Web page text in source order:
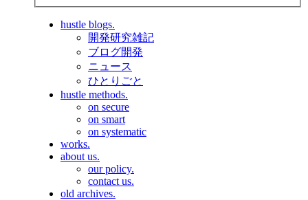
hustle blogs.
開発研究雑記
ブログ開発
ニュース
ひとりごと
hustle methods.
on secure
on smart
on systematic
works.
about us.
our policy.
contact us.
old archives.